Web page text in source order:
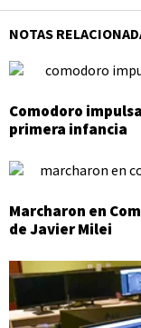
NOTAS
Comodoro
primera infancia
Marcharon en
de Javier Milei